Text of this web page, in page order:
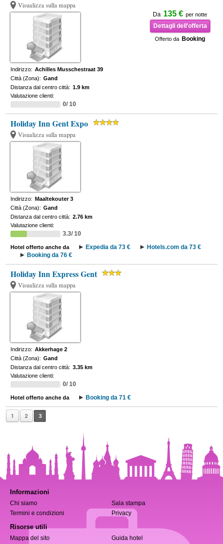
Visualizza sulla mappa
Da 135 € per notte
Dettagli dell'offerta
Offerto da Booking
Indirizzo: Achilles Musschestraat 39
Città (Zona): Gand
Distanza dal centro città: 1.9 km
Valutazione clienti:
0/ 10
Holiday Inn Gent Expo
Visualizza sulla mappa
Indirizzo: Maaltekouter 3
Città (Zona): Gand
Distanza dal centro città: 2.76 km
Valutazione clienti:
3.3/ 10
Hotel offerto anche da Expedia da 73 €
Hotels.com da 73 €
Booking da 76 €
Holiday Inn Express Gent
Visualizza sulla mappa
Indirizzo: Akkerhage 2
Città (Zona): Gand
Distanza dal centro città: 3.35 km
Valutazione clienti:
0/ 10
Hotel offerto anche da Booking da 71 €
1 2 3
Informazioni
Chi siamo
Sala stampa
Termini e condizioni
Privacy
Risorse utili
Mappa del sito Guida hotel